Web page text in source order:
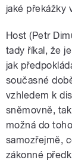
jaké překážky
Host (Petr
tady říkal, že
jak
současné
vzhledem k
sněmovně,
možná do
samozřejmě,
zákonné